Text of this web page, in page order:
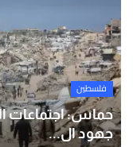
فلسطين
حماس: اجتماعات
جهود ال...